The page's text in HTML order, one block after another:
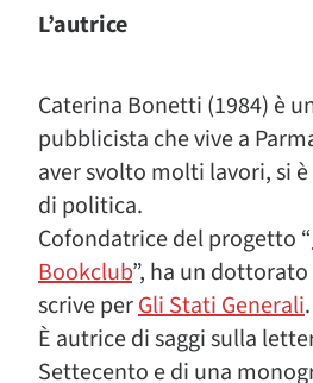
L’autrice
Caterina Bonetti (1984) è
pubblicista che vive a
aver svolto molti lavori, si
di politica.
Cofondatrice del progetto “
Bookclub”, ha un
scrive perGli Stati Generali.
È autrice di saggi sulla
Settecento e di una